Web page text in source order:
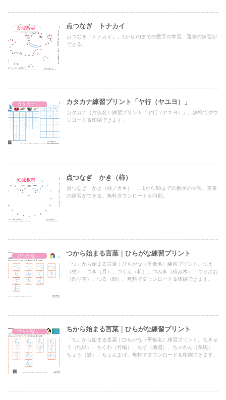
幼児教材 点つなぎ トナカイ
点つなぎ「トナカイ」。1から70までの数字の学習、運筆の練習が
できる。
カタカナ練習プリント「ヤ行（ヤユヨ）」
カタカナ（片仮名）練習プリント「ヤ行（ヤユヨ）」。無料でダウ
ンロード＆印刷できます。
幼児教材 点つなぎ かき（柿）
点つなぎ「かき（柿／カキ）」。1から50までの数字の学習、運筆
の練習ができる。無料ダウンロード＆印刷。
ひらがな練習プリント つから始まる言葉｜ひらがな練習プリント
「つ」から始まる言葉｜ひらがな（平仮名）練習プリント。つえ
（杖）、つき（月）、つくえ（机）、つみき（積み木）、つりざお
（釣り竿）、つる（鶴）。無料でダウンロード＆印刷できます。
ひらがな練習プリント ちから始まる言葉｜ひらがな練習プリント
「ち」から始まる言葉｜ひらがな（平仮名）練習プリント。ちきゅ
う（地球）、ちくわ（竹輪）、ちず（地図）、ちゃわん（茶碗）、
ちょう（蝶）、ちょんまげ。無料でダウンロード＆印刷できます。